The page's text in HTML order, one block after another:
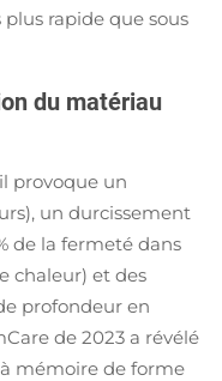
rapide que sous
du matériau
provoque un
un durcissement
de la fermeté dans
chaleur) et des
profondeur en
de 2023 a révélé
mémoire de forme